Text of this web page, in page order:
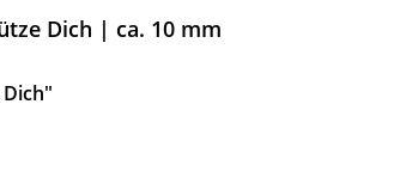
Dich | ca. 10 mm